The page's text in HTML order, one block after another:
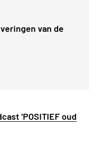
van de
'POSITIEF oud